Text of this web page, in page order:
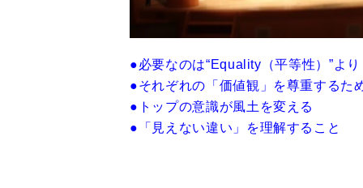
●必要なのは“Equality（平等性）”よ
●それぞれの「価値観」を尊重するた
●トップの意識が風土を変える
●「見えない違い」を理解すること